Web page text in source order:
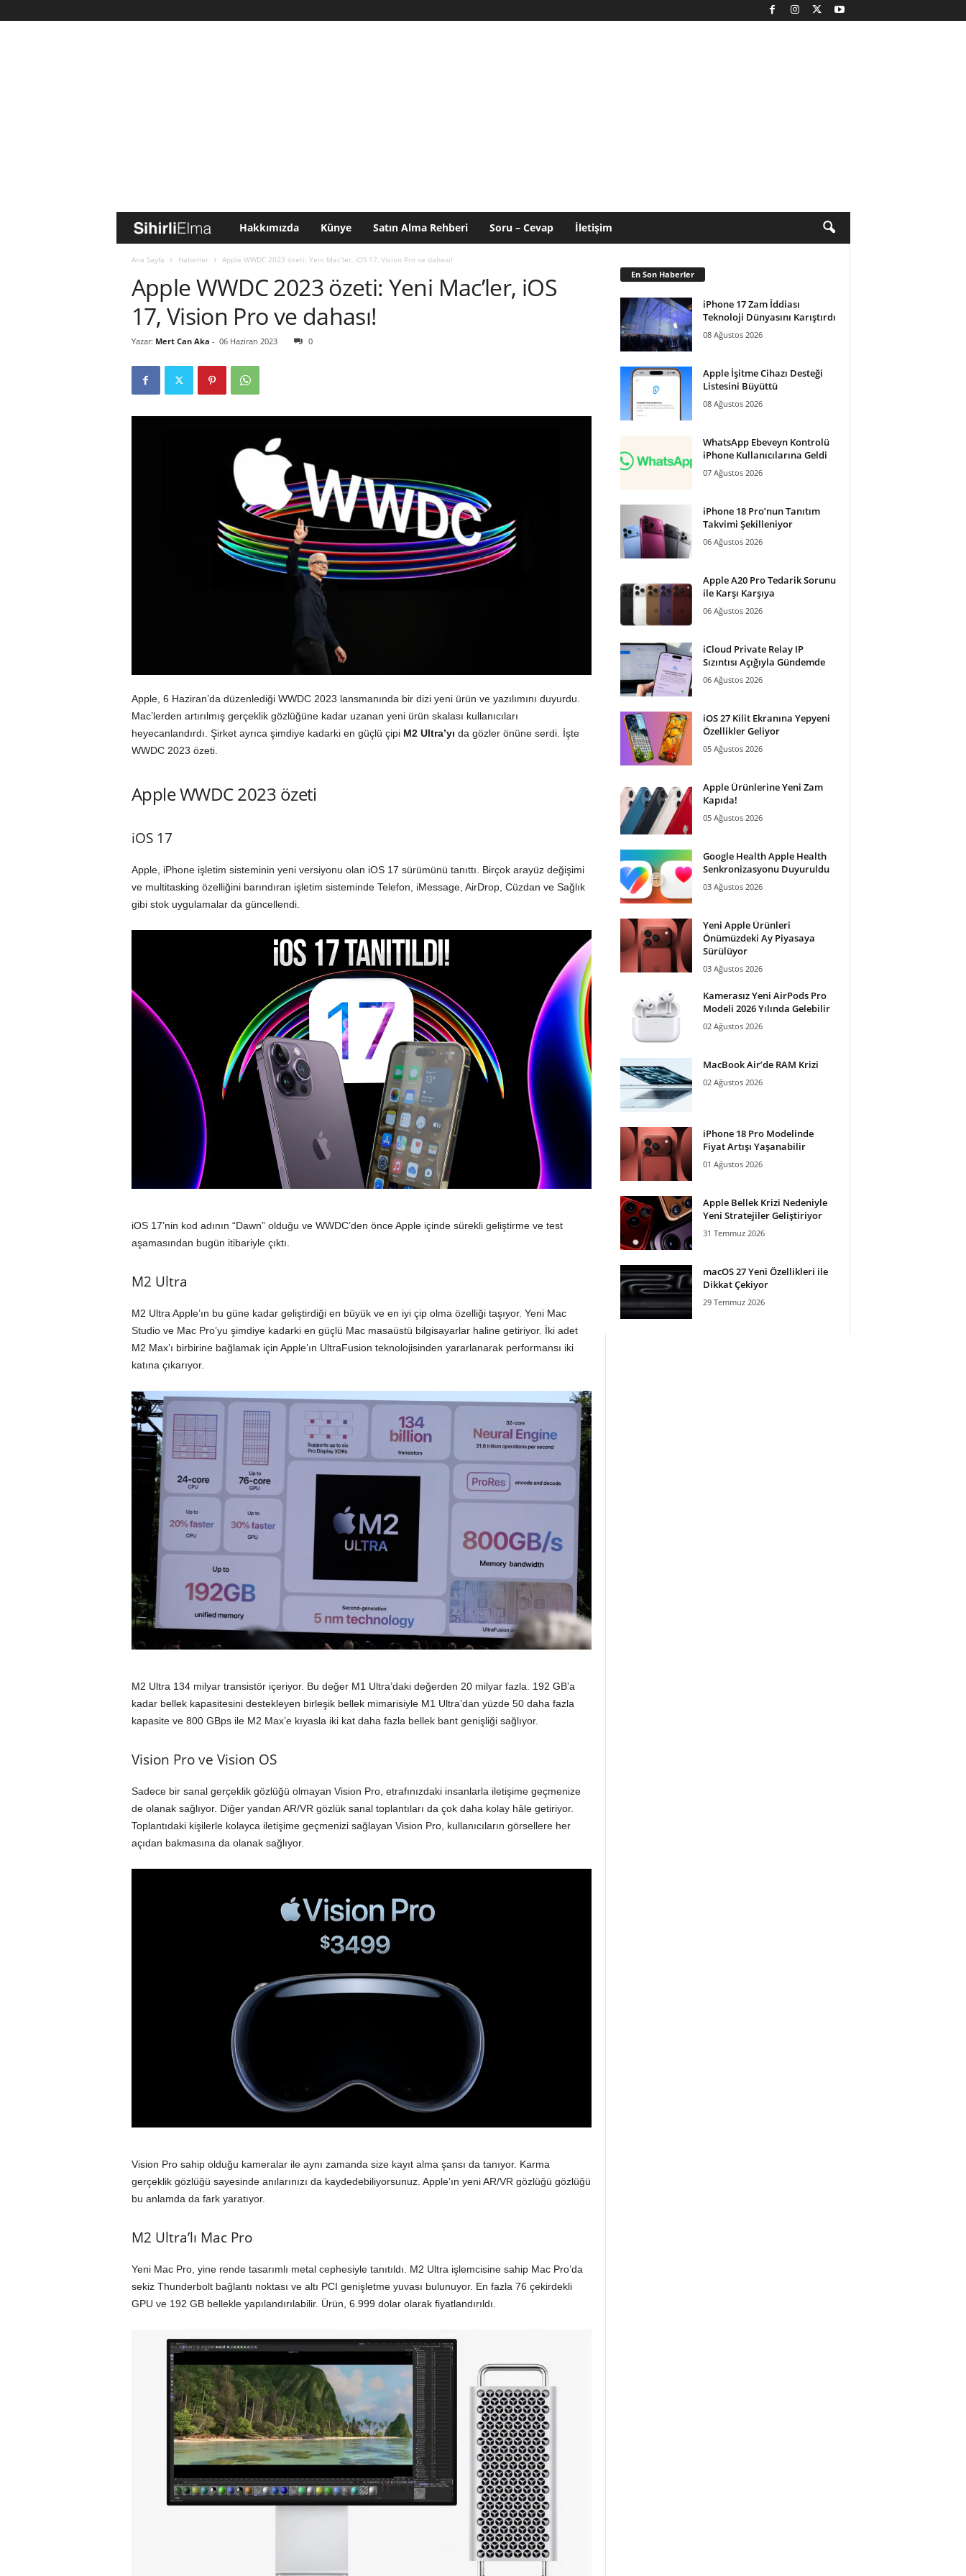
i
h
i
a
Hakkımızda Künye Satın Alma Rehberi Soru – Cevap İletişim
Ana Sayfa Haberler Apple WWDC 2023 özeti: Yeni Mac’ler, iOS 17, Vision Pro ve dahası!
Apple WWDC 2023 özeti: Yeni Mac’ler, iOS
17, Vision Pro ve dahası!
Yazar: Mert Can Aka - 06 Haziran 2023 0
Apple, 6 Haziran’da düzenlediği WWDC 2023 lansmanında bir dizi yeni ürün ve yazılımını duyurdu.
Mac’lerden artırılmış gerçeklik gözlüğüne kadar uzanan yeni ürün skalası kullanıcıları
heyecanlandırdı. Şirket ayrıca şimdiye kadarki en güçlü çipi M2 Ultra’yı da gözler önüne serdi. İşte
WWDC 2023 özeti.
Apple WWDC 2023 özeti
iOS 17
Apple, iPhone işletim sisteminin yeni versiyonu olan iOS 17 sürümünü tanıttı. Birçok arayüz değişimi
ve multitasking özelliğini barındıran işletim sisteminde Telefon, iMessage, AirDrop, Cüzdan ve Sağlık
gibi stok uygulamalar da güncellendi.
iOS 17’nin kod adının “Dawn” olduğu ve WWDC’den önce Apple içinde sürekli geliştirme ve test
aşamasından bugün itibariyle çıktı.
M2 Ultra
M2 Ultra Apple’ın bu güne kadar geliştirdiği en büyük ve en iyi çip olma özelliği taşıyor. Yeni Mac
Studio ve Mac Pro’yu şimdiye kadarki en güçlü Mac masaüstü bilgisayarlar haline getiriyor. İki adet
M2 Max’ı birbirine bağlamak için Apple’ın UltraFusion teknolojisinden yararlanarak performansı iki
katına çıkarıyor.
M2 Ultra 134 milyar transistör içeriyor. Bu değer M1 Ultra’daki değerden 20 milyar fazla. 192 GB’a
kadar bellek kapasitesini destekleyen birleşik bellek mimarisiyle M1 Ultra’dan yüzde 50 daha fazla
kapasite ve 800 GBps ile M2 Max’e kıyasla iki kat daha fazla bellek bant genişliği sağlıyor.
Vision Pro ve Vision OS
Sadece bir sanal gerçeklik gözlüğü olmayan Vision Pro, etrafınızdaki insanlarla iletişime geçmenize
de olanak sağlıyor. Diğer yandan AR/VR gözlük sanal toplantıları da çok daha kolay hâle getiriyor.
Toplantıdaki kişilerle kolayca iletişime geçmenizi sağlayan Vision Pro, kullanıcıların görsellere her
açıdan bakmasına da olanak sağlıyor.
Vision Pro sahip olduğu kameralar ile aynı zamanda size kayıt alma şansı da tanıyor. Karma
gerçeklik gözlüğü sayesinde anılarınızı da kaydedebiliyorsunuz. Apple’ın yeni AR/VR gözlüğü gözlüğü
bu anlamda da fark yaratıyor.
M2 Ultra’lı Mac Pro
Yeni Mac Pro, yine rende tasarımlı metal cephesiyle tanıtıldı. M2 Ultra işlemcisine sahip Mac Pro’da
sekiz Thunderbolt bağlantı noktası ve altı PCI genişletme yuvası bulunuyor. En fazla 76 çekirdekli
GPU ve 192 GB bellekle yapılandırılabilir. Ürün, 6.999 dolar olarak fiyatlandırıldı.
En Son Haberler
iPhone 17 Zam İddiası
Teknoloji Dünyasını Karıştırdı
08 Ağustos 2026
Apple İşitme Cihazı Desteği
Listesini Büyüttü
08 Ağustos 2026
WhatsApp Ebeveyn Kontrolü
iPhone Kullanıcılarına Geldi
07 Ağustos 2026
iPhone 18 Pro’nun Tanıtım
Takvimi Şekilleniyor
06 Ağustos 2026
Apple A20 Pro Tedarik Sorunu
ile Karşı Karşıya
06 Ağustos 2026
iCloud Private Relay IP
Sızıntısı Açığıyla Gündemde
06 Ağustos 2026
iOS 27 Kilit Ekranına Yepyeni
Özellikler Geliyor
05 Ağustos 2026
Apple Ürünlerine Yeni Zam
Kapıda!
05 Ağustos 2026
Google Health Apple Health
Senkronizasyonu Duyuruldu
03 Ağustos 2026
Yeni Apple Ürünleri
Önümüzdeki Ay Piyasaya
Sürülüyor
03 Ağustos 2026
Kamerasız Yeni AirPods Pro
Modeli 2026 Yılında Gelebilir
02 Ağustos 2026
MacBook Air’de RAM Krizi
02 Ağustos 2026
iPhone 18 Pro Modelinde
Fiyat Artışı Yaşanabilir
01 Ağustos 2026
Apple Bellek Krizi Nedeniyle
Yeni Stratejiler Geliştiriyor
31 Temmuz 2026
macOS 27 Yeni Özellikleri ile
Dikkat Çekiyor
29 Temmuz 2026